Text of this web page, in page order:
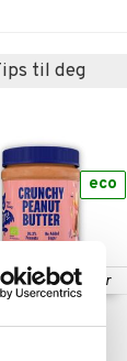
til deg
i flere varianter
eco